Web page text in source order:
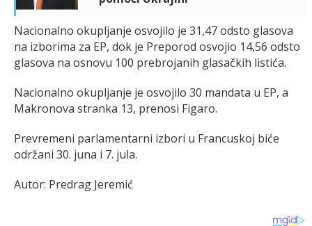
Nacionalno okupljanje osvojilo je 31,47 odsto glasova
na izborima za EP, dok je Preporod osvojio 14,56 odsto
glasova na osnovu 100 prebrojanih glasačkih listića.
Nacionalno okupljanje je osvojilo 30 mandata u EP, a
Makronova stranka 13, prenosi Figaro.
Prevremeni parlamentarni izbori u Francuskoj biće
održani 30. juna i 7. jula.
Autor: Predrag Jeremić